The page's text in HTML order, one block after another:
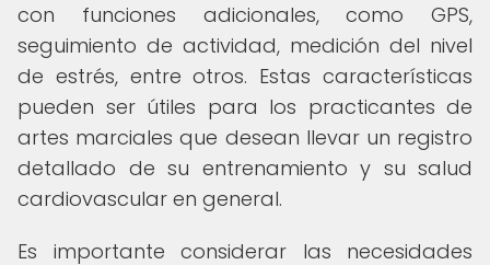
con funciones adicionales, como GPS,
seguimiento de actividad, medición del nivel
de estrés, entre otros. Estas características
pueden ser útiles para los practicantes de
artes marciales que desean llevar un registro
detallado de su entrenamiento y su salud
cardiovascular en general.
Es importante considerar las necesidades